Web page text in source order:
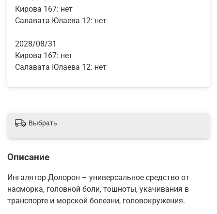
Кирова 167: нет
Салавата Юлаева 12: нет
2028/08/31
Кирова 167: нет
Салавата Юлаева 12: нет
Выбрать
Описание
Ингалятор Долорон – универсальное средство от
насморка, головной боли, тошноты, укачивания в
транспорте и морской болезни, головокружения.